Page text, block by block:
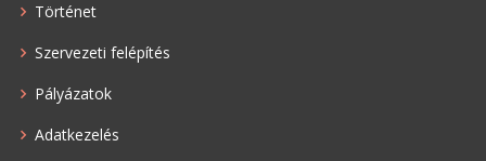
Történet
Szervezeti felépítés
Pályázatok
Adatkezelés